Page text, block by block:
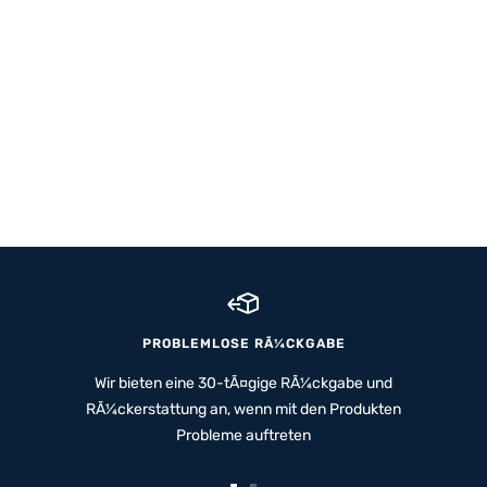
PROBLEMLOSE RÃ¼CKGABE
Wir bieten eine 30-tÃ¤gige RÃ¼ckgabe und
RÃ¼ckerstattung an, wenn mit den Produkten
Probleme auftreten